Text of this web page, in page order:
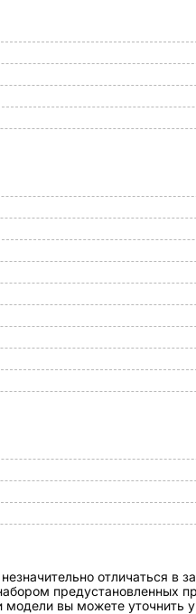
отличаться в
предустановленных
модели вы можете уточнить